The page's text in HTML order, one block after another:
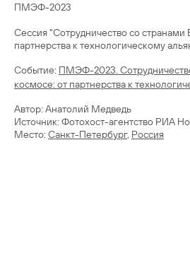
ПМЭФ-2023
Сессия "Сотрудничество со
Cобытие: ПМЭФ-2023.
космосе: от партнерства к
Автор: Анатолий Медведь
Источник: Фотохост-агентство РИА
Место: Санкт-Петербург, Россия